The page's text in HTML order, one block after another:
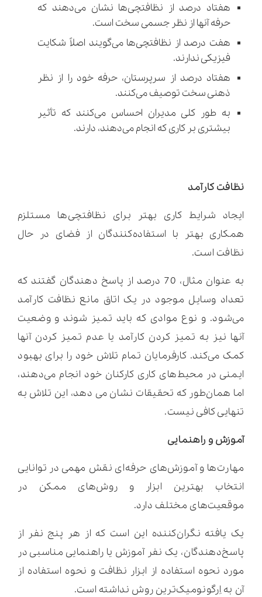
هفتاد درصد از نظافتچی‌ها نشان می‌دهند که
حرفه آنها از نظر جسمی سخت است.
هفت درصد از نظافتچی‌ها می‌گویند اصلاً شکایت
فیزیکی ندارند.
هفتاد درصد از سرپرستان، حرفه خود را از نظر
ذهنی سخت توصیف می‌کنند.
به طور کلی مدیران احساس می‌کنند که تأثیر
بیشتری بر کاری که انجام می‌دهند، دارند.
نظافت کارآمد
ایجاد شرایط کاری بهتر برای نظافتچی‌ها مستلزم
همکاری بهتر با استفاده‌کنندگان از فضای در حال
نظافت است.
به عنوان مثال، 70 درصد از پاسخ دهندگان گفتند که
تعداد وسایل موجود در یک اتاق مانع نظافت کارآمد
می‌شود. و نوع موادی که باید تمیز شوند و وضعیت
آنها نیز به تمیز کردن کارآمد یا عدم تمیز کردن آنها
کمک می‌کند. کارفرمایان تمام تلاش خود را برای بهبود
ایمنی در محیط‌های کاری کارکنان خود انجام می‌دهند،
اما همان‌طور که تحقیقات نشان می دهد، این تلاش به
تنهایی کافی نیست.
آموزش و راهنمایی
مهارت‌ها و آموزش‌های حرفه‌ای نقش مهمی در توانایی
انتخاب بهترین ابزار و روش‌های ممکن در
موقعیت‌‎های مختلف دارد.
یک یافته نگران‌کننده این است که از هر پنج نفر از
پاسخ‌دهندگان، یک نفر آموزش یا راهنمایی مناسبی در
مورد نحوه استفاده از ابزار نظافت و نحوه استفاده از
آن به اِرگونومیک‌ترین روش نداشته است.